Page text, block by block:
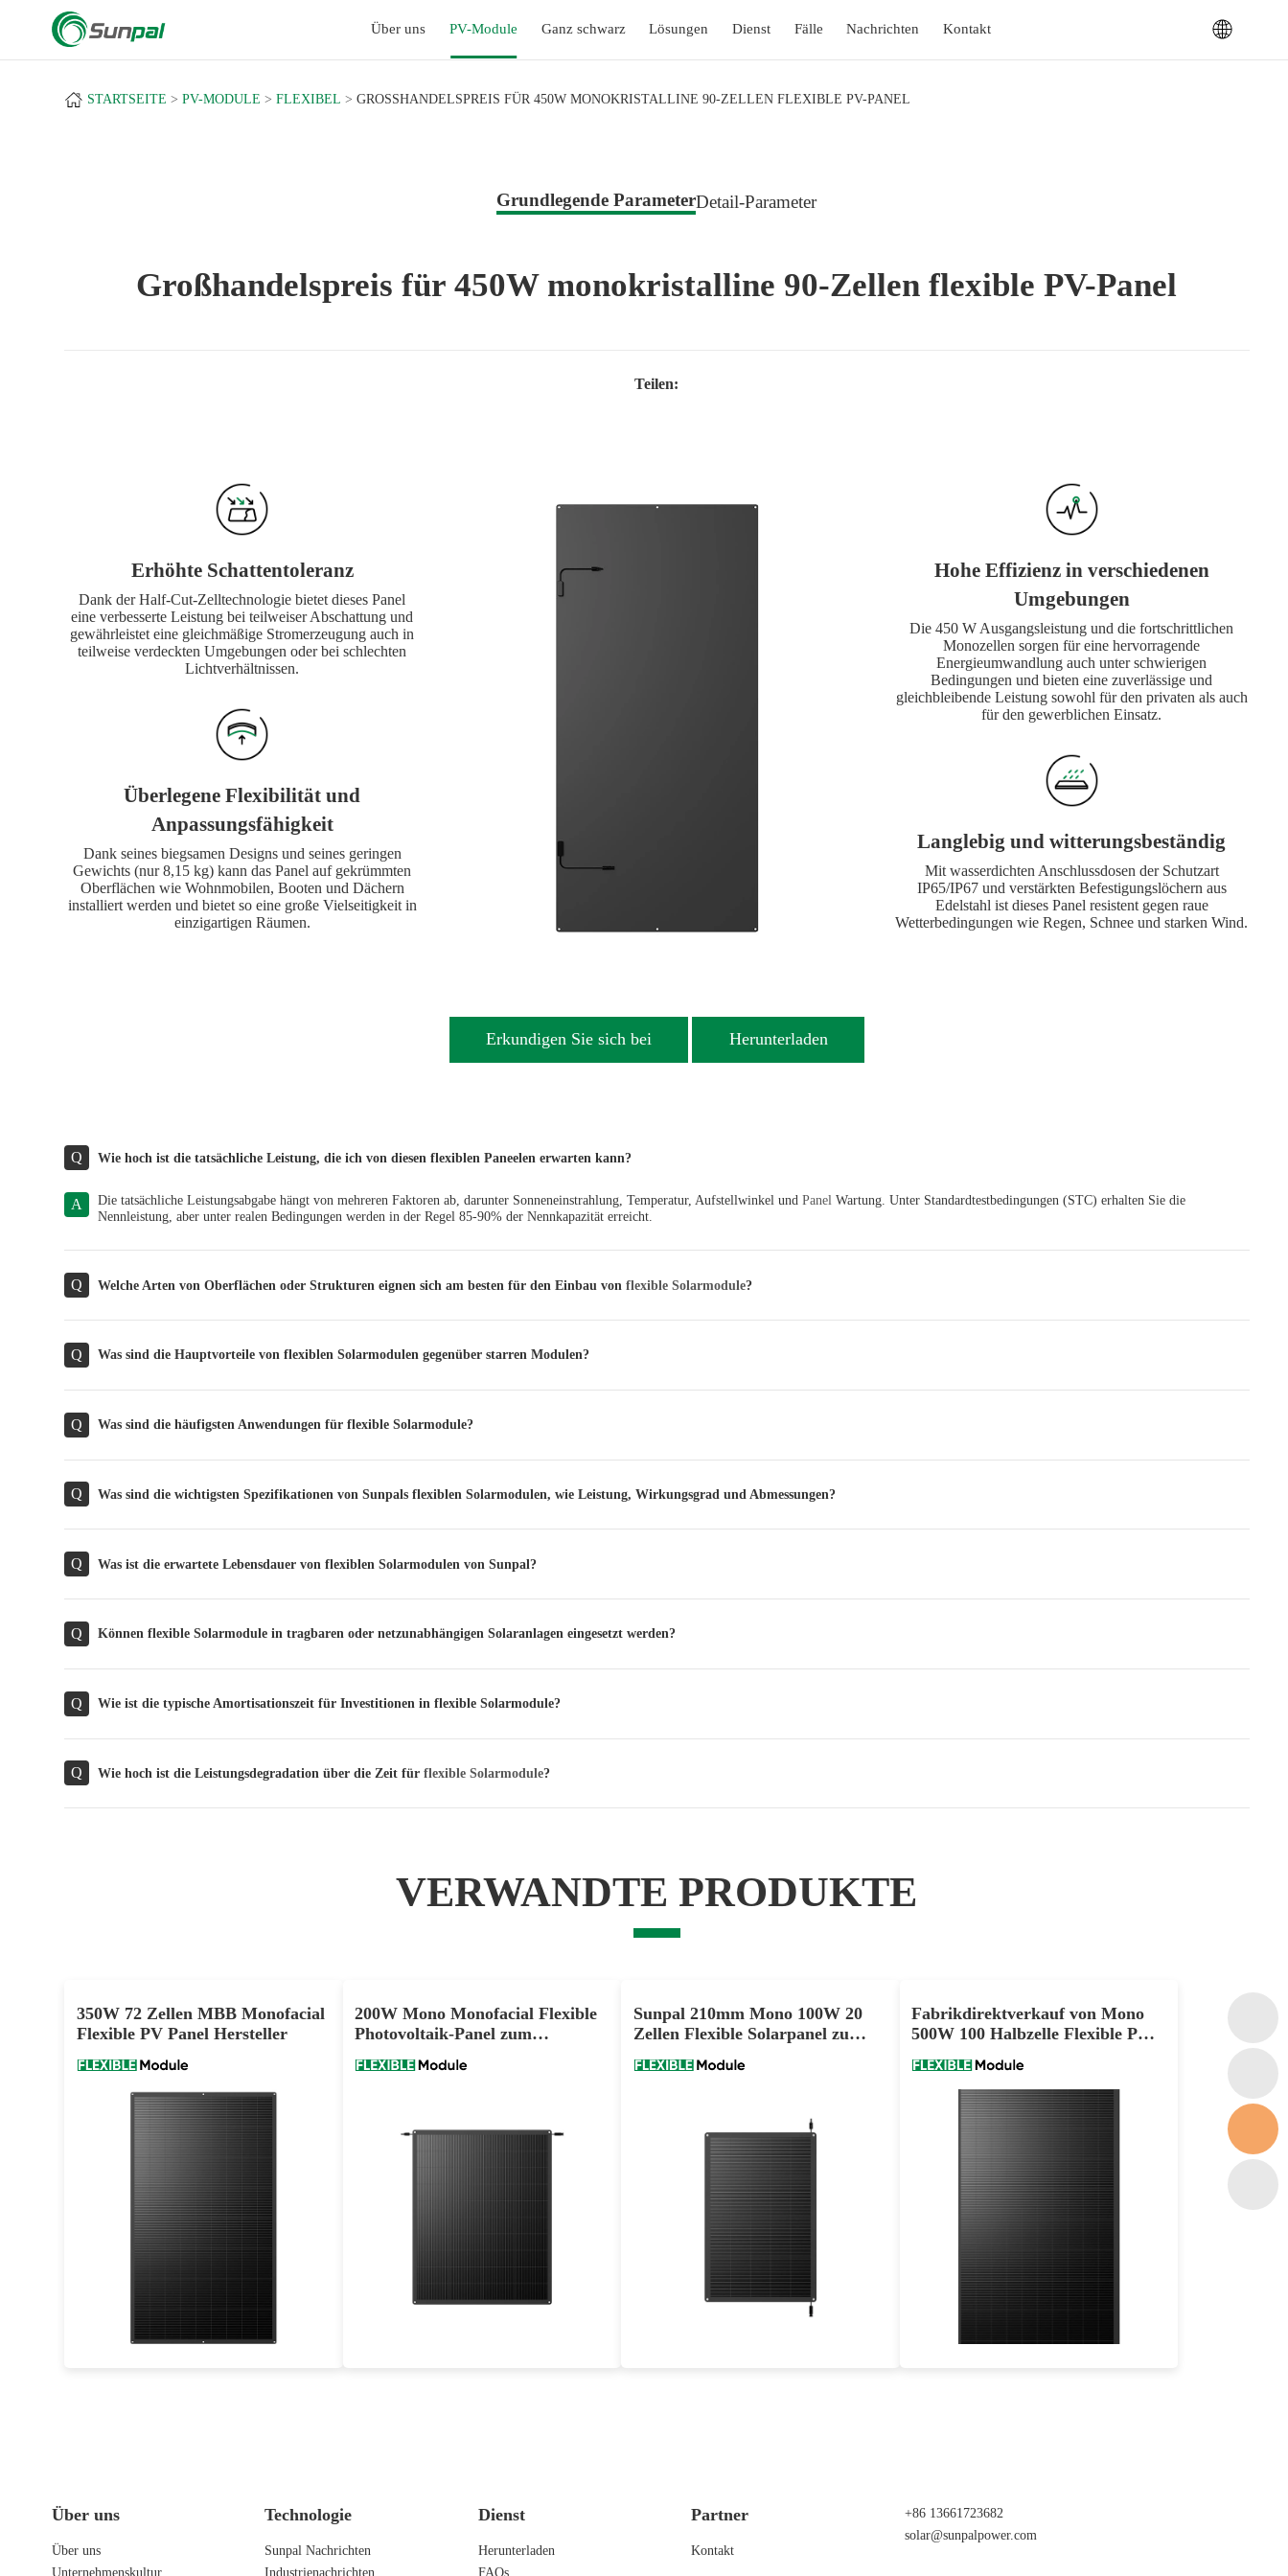
Über uns PV-Module Ganz schwarz Lösungen Dienst Fälle Nachrichten Kontakt
STARTSEITE PV-MODULE FLEXIBEL GROSSHANDELSPREIS FÜR 450W MONOKRISTALLINE 90-ZELLEN FLEXIBLE PV-PANEL
Grundlegende ParameterDetail-Parameter
Großhandelspreis für 450W monokristalline 90-Zellen flexible PV-Panel
Teilen:
Erhöhte Schattentoleranz
Dank der Half-Cut-Zelltechnologie bietet dieses Panel
eine verbesserte Leistung bei teilweiser Abschattung und
gewährleistet eine gleichmäßige Stromerzeugung auch in
teilweise verdeckten Umgebungen oder bei schlechten
Lichtverhältnissen.
Überlegene Flexibilität und
Anpassungsfähigkeit
Dank seines biegsamen Designs und seines geringen
Gewichts (nur 8,15 kg) kann das Panel auf gekrümmten
Oberflächen wie Wohnmobilen, Booten und Dächern
installiert werden und bietet so eine große Vielseitigkeit in
einzigartigen Räumen.
Hohe Effizienz in verschiedenen
Umgebungen
Die 450 W Ausgangsleistung und die fortschrittlichen
Monozellen sorgen für eine hervorragende
Energieumwandlung auch unter schwierigen
Bedingungen und bieten eine zuverlässige und
gleichbleibende Leistung sowohl für den privaten als auch
für den gewerblichen Einsatz.
Langlebig und witterungsbeständig
Mit wasserdichten Anschlussdosen der Schutzart
IP65/IP67 und verstärkten Befestigungslöchern aus
Edelstahl ist dieses Panel resistent gegen raue
Wetterbedingungen wie Regen, Schnee und starken Wind.
Erkundigen Sie sich bei Herunterladen
Q Wie hoch ist die tatsächliche Leistung, die ich von diesen flexiblen Paneelen erwarten kann?
A Die tatsächliche Leistungsabgabe hängt von mehreren Faktoren ab, darunter Sonneneinstrahlung, Temperatur, Aufstellwinkel und Panel Wartung. Unter Standardtestbedingungen (STC) erhalten Sie die
Nennleistung, aber unter realen Bedingungen werden in der Regel 85-90% der Nennkapazität erreicht.
Q Welche Arten von Oberflächen oder Strukturen eignen sich am besten für den Einbau von flexible Solarmodule?
Q Was sind die Hauptvorteile von flexiblen Solarmodulen gegenüber starren Modulen?
Q Was sind die häufigsten Anwendungen für flexible Solarmodule?
Q Was sind die wichtigsten Spezifikationen von Sunpals flexiblen Solarmodulen, wie Leistung, Wirkungsgrad und Abmessungen?
Q Was ist die erwartete Lebensdauer von flexiblen Solarmodulen von Sunpal?
Q Können flexible Solarmodule in tragbaren oder netzunabhängigen Solaranlagen eingesetzt werden?
Q Wie ist die typische Amortisationszeit für Investitionen in flexible Solarmodule?
Q Wie hoch ist die Leistungsdegradation über die Zeit für flexible Solarmodule?
VERWANDTE PRODUKTE
350W 72 Zellen MBB Monofacial
Flexible PV Panel Hersteller
25 Jahre Leistungsgarantie
200W Mono Monofacial Flexible
Photovoltaik-Panel zum
Sunpal 210mm Mono 100W 20
Zellen Flexible Solarpanel zu
100W
Maximaler Wirkungsgrad: 18.47%
Fabrikdirektverkauf von Mono
500W 100 Halbzelle Flexible PV
Maximaler Wirkungsgrad: 20.21%
Über uns
Über uns
Unternehmenskultur
Technologie
Sunpal Nachrichten
Industrienachrichten
Dienst
Herunterladen
FAQs
Partner
Kontakt
+86 13661723682
solar@sunpalpower.com